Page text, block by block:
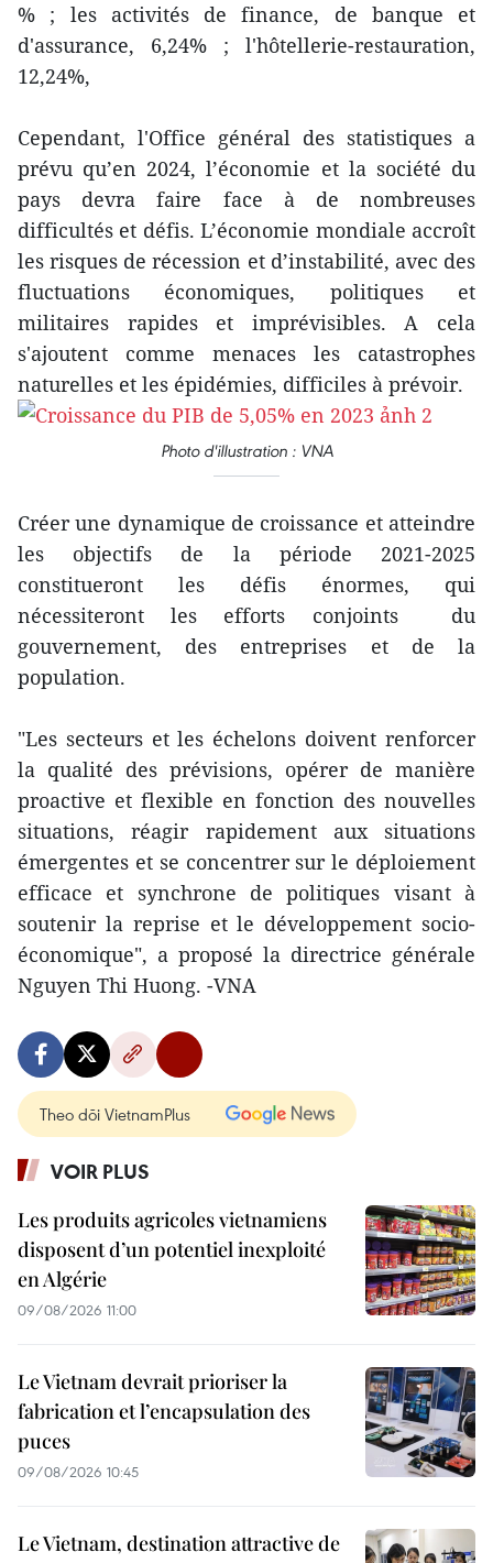
% ; les activités de finance, de banque et
d'assurance, 6,24% ; l'hôtellerie-restauration,
12,24%,
Cependant, l'Office général des statistiques a
prévu qu’en 2024, l’économie et la société du
pays devra faire face à de nombreuses
difficultés et défis. L’économie mondiale accroît
les risques de récession et d’instabilité, avec des
fluctuations économiques, politiques et
militaires rapides et imprévisibles. A cela
s'ajoutent comme menaces les catastrophes
naturelles et les épidémies, difficiles à prévoir.
Photo d'illustration : VNA
Créer une dynamique de croissance et atteindre
les objectifs de la période 2021-2025
constitueront les défis énormes, qui
nécessiteront les efforts conjoints du
gouvernement, des entreprises et de la
population.
"Les secteurs et les échelons doivent renforcer
la qualité des prévisions, opérer de manière
proactive et flexible en fonction des nouvelles
situations, réagir rapidement aux situations
émergentes et se concentrer sur le déploiement
efficace et synchrone de politiques visant à
soutenir la reprise et le développement socio-
économique", a proposé la directrice générale
Nguyen Thi Huong. -VNA
Theo dõi VietnamPlus
VOIR PLUS
Les produits agricoles vietnamiens
disposent d’un potentiel inexploité
en Algérie
09/08/2026 11:00
Le Vietnam devrait prioriser la
fabrication et l’encapsulation des
puces
09/08/2026 10:45
Le Vietnam, destination attractive de